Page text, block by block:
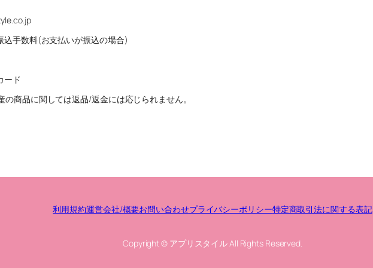
手数料(お支払いが振込の場合)
ド
商品に関しては返品/返金には応じられません。
利用規約運営会社/概要お問い合わせプライバシーポリシー特定商取引法に関する表記
Copyright © アプリスタイル All Rights Reserved.